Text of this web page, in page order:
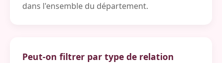
dans l'ensemble du département.
Peut-on filtrer par type de relation